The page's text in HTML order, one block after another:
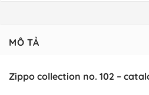
MÔ TẢ
Zippo collection no. 102 –